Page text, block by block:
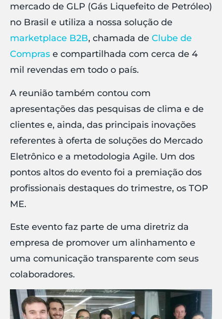
mercado de GLP (Gás Liquefeito de Petróleo)
no Brasil e utiliza a nossa solução de
marketplace B2B, chamada de Clube de
Compras e compartilhada com cerca de 4
mil revendas em todo o país.
A reunião também contou com
apresentações das pesquisas de clima e de
clientes e, ainda, das principais inovações
referentes à oferta de soluções do Mercado
Eletrônico e a metodologia Agile. Um dos
pontos altos do evento foi a premiação dos
profissionais destaques do trimestre, os TOP
ME.
Este evento faz parte de uma diretriz da
empresa de promover um alinhamento e
uma comunicação transparente com seus
colaboradores.